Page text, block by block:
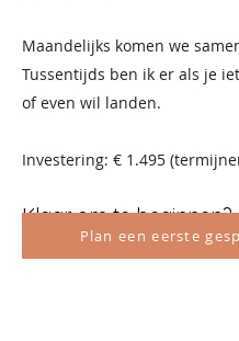
Maandelijks komen we
Tussentijds ben ik er als je
of even wil landen.
Investering: € 1.495
Klaar om te beginnen?​
Plan een eerste